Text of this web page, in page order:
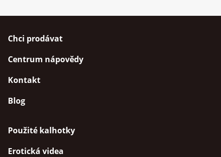
Chci prodávat
Centrum nápovědy
Kontakt
Blog
Použité kalhotky
Erotická videa